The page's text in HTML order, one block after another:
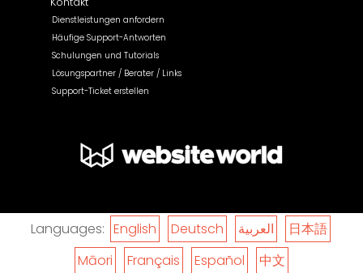
Dienstleistungen anfordern
Häufige Support-Antworten
Schulungen und Tutorials
Lösungspartner / Berater / Links
Support-Ticket erstellen
Languages: English Deutsch العربية
日本語
Māori
Français Español 中文